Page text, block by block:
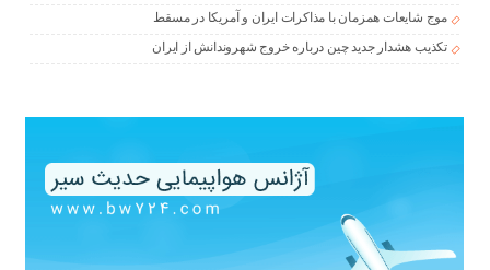
موج شایعات همزمان با مذاکرات ایران و آمریکا در مسقط
تکذیب هشدار جدید چین درباره خروج شهروندانش از ایران